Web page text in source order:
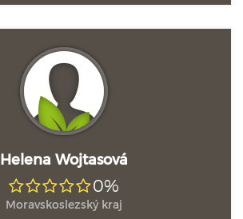
Helena Wojtasová
0%
Moravskoslezský kraj